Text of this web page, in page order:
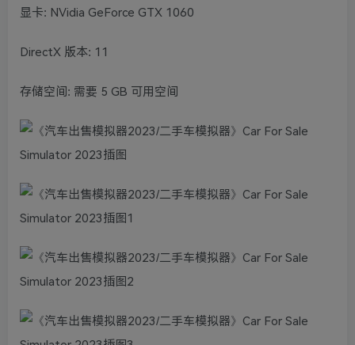
显卡: NVidia GeForce GTX 1060
DirectX 版本: 11
存储空间: 需要 5 GB 可用空间